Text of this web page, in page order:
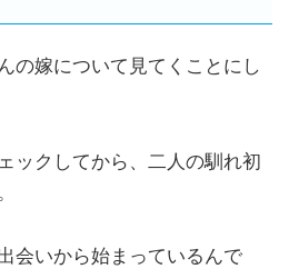
の嫁について見てくことにし
ックしてから、二人の馴れ初
会いから始まっているんで